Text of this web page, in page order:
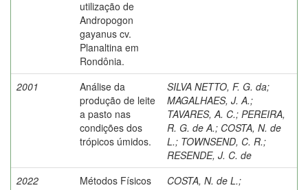
utilização de
Andropogon
gayanus cv.
Planaltina em
Rondônia.
2001
Análise da
produção de leite
a pasto nas
condições dos
trópicos úmidos.
SILVA NETTO, F. G. da;
MAGALHAES, J. A.;
TAVARES, A. C.; PEREIRA,
R. G. de A.; COSTA, N. de
L.; TOWNSEND, C. R.;
RESENDE, J. C. de
2022
Métodos Físicos
COSTA, N. de L.;